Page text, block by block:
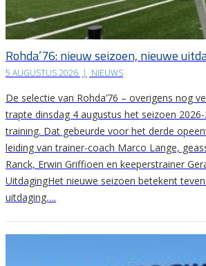
Rohda’76: nieuw seizoen, nieuwe
5 AUGUSTUS 2026 | NIEUWS
De selectie van Rohda’76 – overigens nog
trapte dinsdag 4 augustus het seizoen
training. Dat gebeurde voor het derde
leiding van trainer-coach Marco Lange,
Ranck, Erwin Griffioen en keeperstrainer
UitdagingHet nieuwe seizoen betekent
uitdaging….